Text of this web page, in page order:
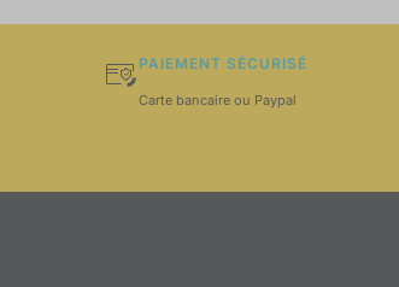
PAIEMENT SÉCURISÉ
Carte bancaire ou Paypal